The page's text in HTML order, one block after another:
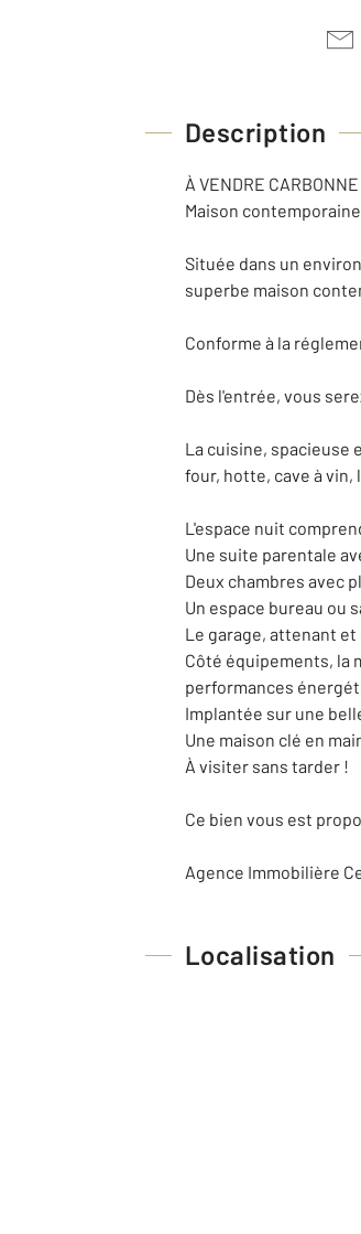
Description
À VENDRE CARBONNE
Maison
Située dans un
superbe maison
Conforme à la
Dès l'entrée, vous
La cuisine, spacieuse
four, hotte, cave à
L'espace nuit
Une suite parentale
Deux chambres avec
Un espace bureau ou
Le garage, attenant
Côté équipements, la
performances
Implantée sur une
Une maison clé en
À visiter sans tarder !
Ce bien vous est
Agence Immobilière
Localisation